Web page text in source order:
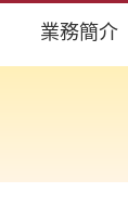
業務簡介